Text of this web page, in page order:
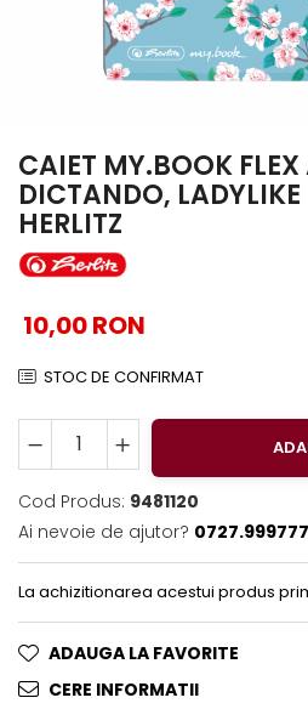
Graf von Faber-Castell
Rotring
Herlitz
Kreul
Leuchtturm1917
Consumabile
Schneider
Mont Marte
M+R
Clairefontaine
Lyra
Corectoare, Lipici
Penare si Rucsaci
Markere Machiaj
Rigle echere
CAIET MY.BOOK
DICTANDO, LADYLIKE
HERLITZ
10,00 RON
STOC DE CONFIRMAT
Cod Produs: 9481120
Ai nevoie de ajutor? 0727.999777
La achizitionarea acestui produs
ADAUGA LA FAVORITE
CERE INFORMATII